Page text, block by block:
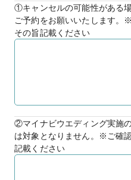
①キャンセルの可能性がある
ご予約をお願いいたします。
その旨記載ください
②マイナビウエディング実施
は対象となりません。※ご確
記載ください